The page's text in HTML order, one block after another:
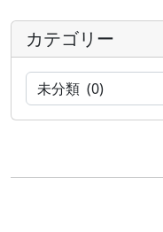
カテゴリー